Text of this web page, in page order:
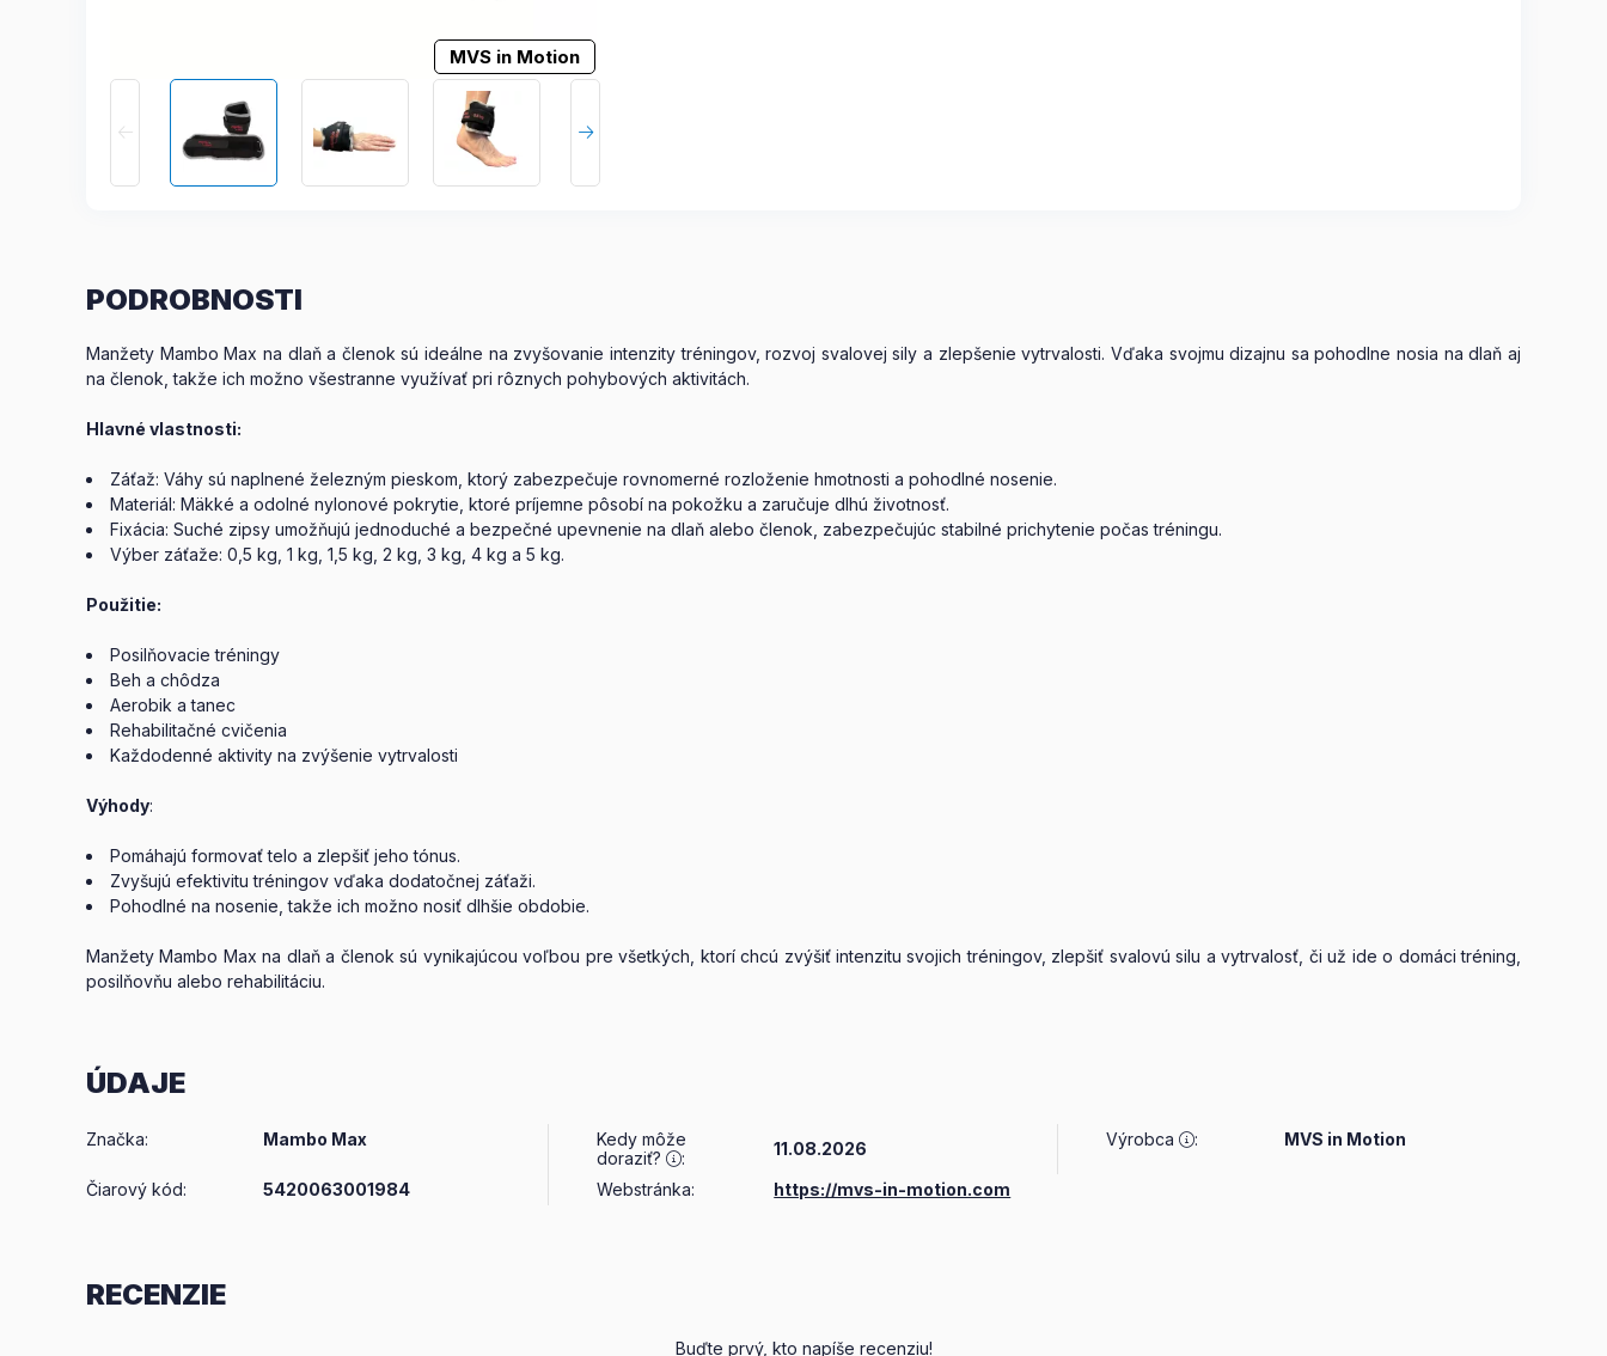
MVS in Motion
PODROBNOSTI
Manžety Mambo Max na dlaň a členok sú ideálne na zvyšovanie intenzity tréningov, rozvoj svalovej sily a zlepšenie vytrvalosti. Vďaka svojmu dizajnu sa pohodlne nosia na dlaň aj
na členok, takže ich možno všestranne využívať pri rôznych pohybových aktivitách.
Hlavné vlastnosti:
Záťaž: Váhy sú naplnené železným pieskom, ktorý zabezpečuje rovnomerné rozloženie hmotnosti a pohodlné nosenie.
Materiál: Mäkké a odolné nylonové pokrytie, ktoré príjemne pôsobí na pokožku a zaručuje dlhú životnosť.
Fixácia: Suché zipsy umožňujú jednoduché a bezpečné upevnenie na dlaň alebo členok, zabezpečujúc stabilné prichytenie počas tréningu.
Výber záťaže: 0,5 kg, 1 kg, 1,5 kg, 2 kg, 3 kg, 4 kg a 5 kg.
Použitie:
Posilňovacie tréningy
Beh a chôdza
Aerobik a tanec
Rehabilitačné cvičenia
Každodenné aktivity na zvýšenie vytrvalosti
Výhody:
Pomáhajú formovať telo a zlepšiť jeho tónus.
Zvyšujú efektivitu tréningov vďaka dodatočnej záťaži.
Pohodlné na nosenie, takže ich možno nosiť dlhšie obdobie.
Manžety Mambo Max na dlaň a členok sú vynikajúcou voľbou pre všetkých, ktorí chcú zvýšiť intenzitu svojich tréningov, zlepšiť svalovú silu a vytrvalosť, či už ide o domáci tréning,
posilňovňu alebo rehabilitáciu.
ÚDAJE
Značka: Mambo Max
Kedy môže
doraziť?
: 11.08.2026 Výrobca : MVS in Motion
Čiarový kód: 5420063001984 Webstránka: https://mvs-in-motion.com
RECENZIE
Buďte prvý, kto napíše recenziu!